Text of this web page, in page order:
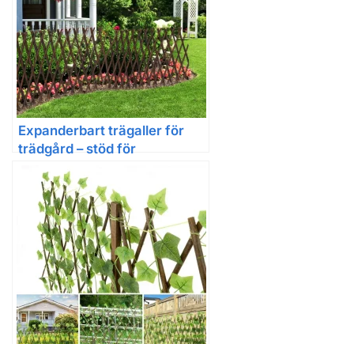
Expanderbart trägaller för
trädgård – stöd för
klätterväxter